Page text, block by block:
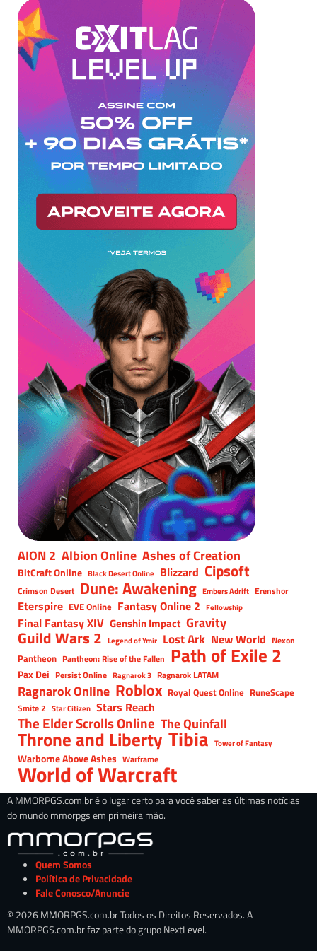
AION 2 Albion Online Ashes of Creation
BitCraft Online Black Desert Online Blizzard Cipsoft
Crimson Desert Dune: Awakening Embers Adrift Erenshor
Eterspire EVE Online Fantasy Online 2 Fellowship
Final Fantasy XIV Genshin Impact Gravity
Guild Wars 2 Legend of Ymir Lost Ark New World Nexon
Pantheon Pantheon: Rise of the Fallen Path of Exile 2
Pax Dei Persist Online Ragnarok 3 Ragnarok LATAM
Ragnarok Online Roblox Royal Quest Online RuneScape
Smite 2 Star Citizen Stars Reach
The Elder Scrolls Online The Quinfall
Throne and Liberty Tibia Tower of Fantasy
Warborne Above Ashes Warframe
World of Warcraft
A MMORPGS.com.br é o lugar certo para você saber as últimas notícias
do mundo mmorpgs em primeira mão.
Quem Somos
Política de Privacidade
Fale Conosco/Anuncie
© 2026 MMORPGS.com.br Todos os Direitos Reservados. A
MMORPGS.com.br faz parte do grupo NextLevel.